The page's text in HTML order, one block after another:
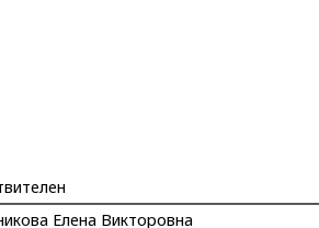
Елена Викторовна